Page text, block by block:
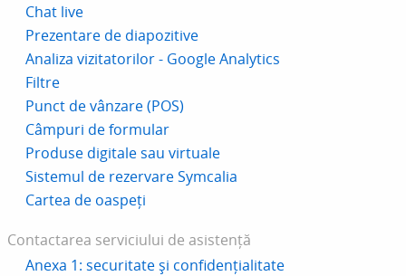
Chat live
Prezentare de diapozitive
Analiza vizitatorilor - Google Analytics
Filtre
Punct de vânzare (POS)
Câmpuri de formular
Produse digitale sau virtuale
Sistemul de rezervare Symcalia
Cartea de oaspeți
Contactarea serviciului de asistență
Anexa 1: securitate și confidențialitate